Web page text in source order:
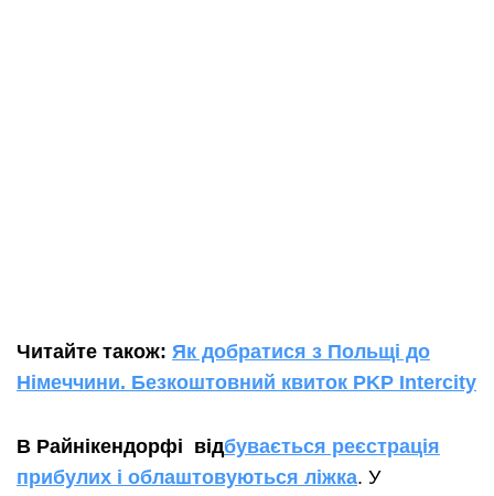
Читайте також: Як добратися з Польщі до
Німеччини. Безкоштовний квиток PKP Intercity
В Райнікендорфі відбувається реєстрація
прибулих і облаштовуються ліжка. У